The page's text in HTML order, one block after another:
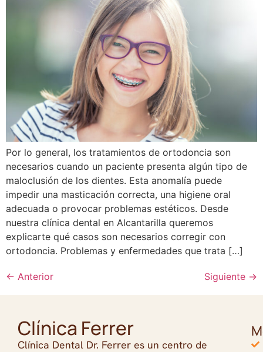
Por lo general, los tratamientos de ortodoncia son
necesarios cuando un paciente presenta algún tipo de
maloclusión de los dientes. Esta anomalía puede
impedir una masticación correcta, una higiene oral
adecuada o provocar problemas estéticos. Desde
nuestra clínica dental en Alcantarilla queremos
explicarte qué casos son necesarios corregir con
ortodoncia. Problemas y enfermedades que trata […]
← Anterior Siguiente →
Clínica Ferrer
Clínica Dental Dr. Ferrer es un centro de